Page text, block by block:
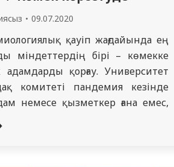
09.07.2020
қауіп жағдайында ең
міндеттердің бірі – көмекке
адамдарды қорғау. Университет
комитеті пандемия кезінде
немесе қызметкер ғана емес,
университетіміздің білім